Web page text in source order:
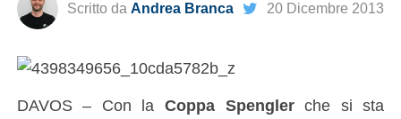
Scritto da Andrea Branca 20 Dicembre 2013
DAVOS – Con la Coppa Spenglerche si sta